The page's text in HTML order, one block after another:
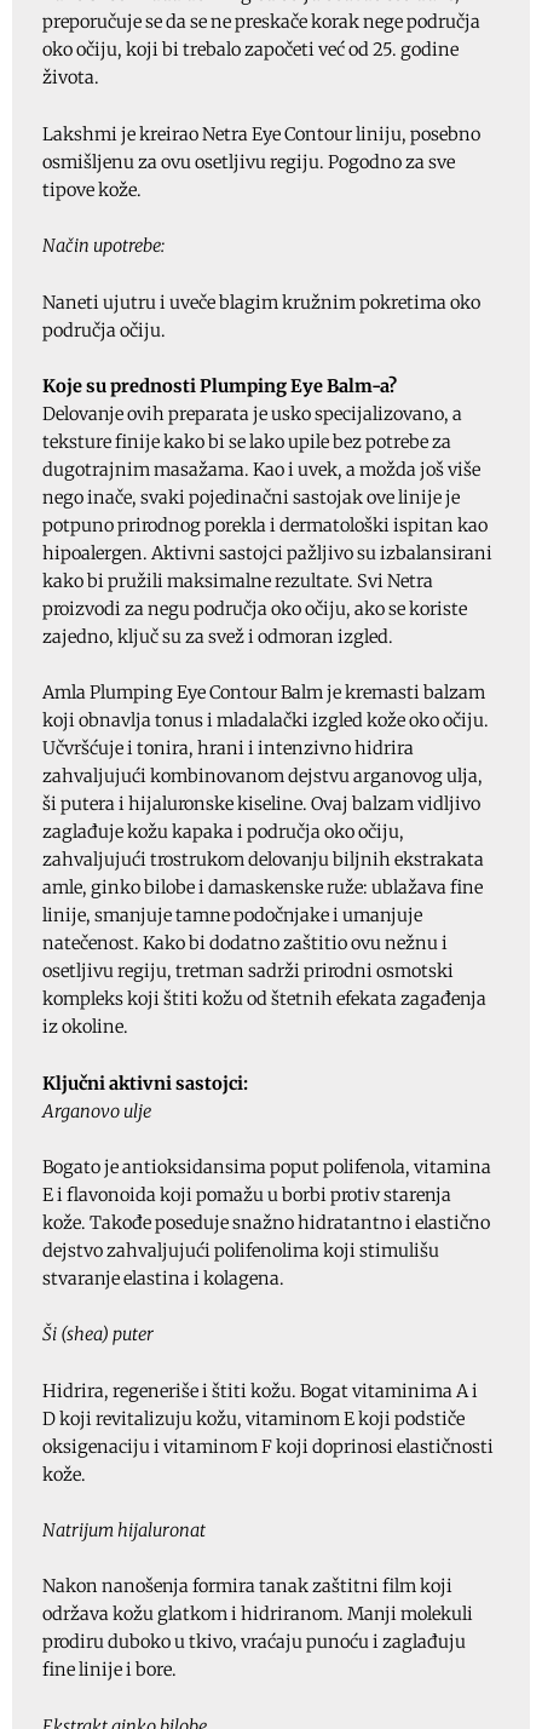
preporučuje se da se ne preskače korak nege područja
oko očiju, koji bi trebalo započeti već od 25. godine
života.
Lakshmi je kreirao Netra Eye Contour liniju, posebno
osmišljenu za ovu osetljivu regiju. Pogodno za sve
tipove kože.
Način upotrebe:
Naneti ujutru i uveče blagim kružnim pokretima oko
područja očiju.
Koje su prednosti Plumping Eye Balm-a?
Delovanje ovih preparata je usko specijalizovano, a
teksture finije kako bi se lako upile bez potrebe za
dugotrajnim masažama. Kao i uvek, a možda još više
nego inače, svaki pojedinačni sastojak ove linije je
potpuno prirodnog porekla i dermatološki ispitan kao
hipoalergen. Aktivni sastojci pažljivo su izbalansirani
kako bi pružili maksimalne rezultate. Svi Netra
proizvodi za negu područja oko očiju, ako se koriste
zajedno, ključ su za svež i odmoran izgled.
Amla Plumping Eye Contour Balm je kremasti balzam
koji obnavlja tonus i mladalački izgled kože oko očiju.
Učvršćuje i tonira, hrani i intenzivno hidrira
zahvaljujući kombinovanom dejstvu arganovog ulja,
ši putera i hijaluronske kiseline. Ovaj balzam vidljivo
zaglađuje kožu kapaka i područja oko očiju,
zahvaljujući trostrukom delovanju biljnih ekstrakata
amle, ginko bilobe i damaskenske ruže: ublažava fine
linije, smanjuje tamne podočnjake i umanjuje
natečenost. Kako bi dodatno zaštitio ovu nežnu i
osetljivu regiju, tretman sadrži prirodni osmotski
kompleks koji štiti kožu od štetnih efekata zagađenja
iz okoline.
Ključni aktivni sastojci:
Arganovo ulje
Bogato je antioksidansima poput polifenola, vitamina
E i flavonoida koji pomažu u borbi protiv starenja
kože. Takođe poseduje snažno hidratantno i elastično
dejstvo zahvaljujući polifenolima koji stimulišu
stvaranje elastina i kolagena.
Ši (shea) puter
Hidrira, regeneriše i štiti kožu. Bogat vitaminima A i
D koji revitalizuju kožu, vitaminom E koji podstiče
oksigenaciju i vitaminom F koji doprinosi elastičnosti
kože.
Natrijum hijaluronat
Nakon nanošenja formira tanak zaštitni film koji
održava kožu glatkom i hidriranom. Manji molekuli
prodiru duboko u tkivo, vraćaju punoću i zaglađuju
fine linije i bore.